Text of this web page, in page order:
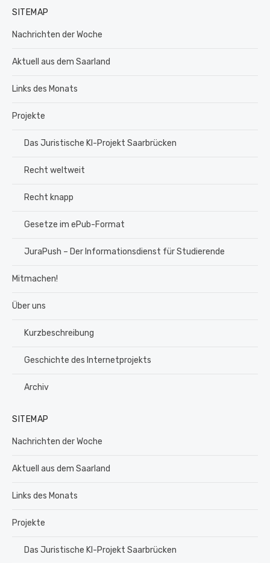
SITEMAP
Nachrichten der Woche
Aktuell aus dem Saarland
Links des Monats
Projekte
Das Juristische KI-Projekt Saarbrücken
Recht weltweit
Recht knapp
Gesetze im ePub-Format
JuraPush – Der Informationsdienst für Studierende
Mitmachen!
Über uns
Kurzbeschreibung
Geschichte des Internetprojekts
Archiv
SITEMAP
Nachrichten der Woche
Aktuell aus dem Saarland
Links des Monats
Projekte
Das Juristische KI-Projekt Saarbrücken